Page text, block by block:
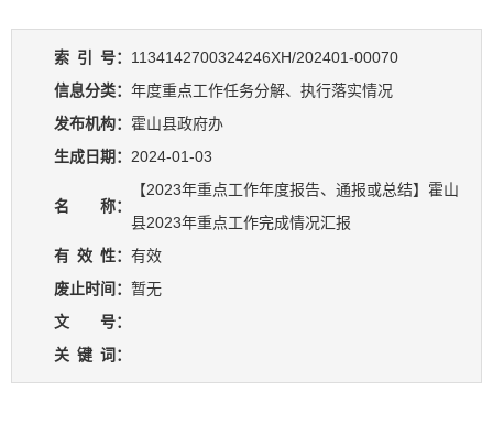
索 引 号： 1134142700324246XH/202401-00070
信息分类： 年度重点工作任务分解、执行落实情况
发布机构： 霍山县政府办
生成日期： 2024-01-03
名 称：
【2023年重点工作年度报告、通报或总结】霍山
县2023年重点工作完成情况汇报
有 效 性： 有效
废止时间： 暂无
文 号：
关 键 词：